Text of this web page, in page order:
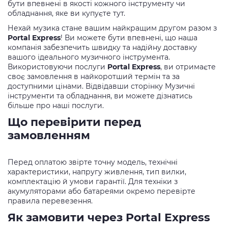
бути впевнені в якості кожного інструменту чи
обладнання, яке ви купуєте тут.
Нехай музика стане вашим найкращим другом разом з
Portal Express! Ви можете бути впевнені, що наша
компанія забезпечить швидку та надійну доставку
вашого ідеального музичного інструмента.
Використовуючи послуги Portal Express, ви отримаєте
своє замовлення в найкоротший термін та за
доступними цінами. Відвідавши сторінку Музичні
інструменти та обладнання, ви можете дізнатись
більше про наші послуги.
Що перевірити перед
замовленням
Перед оплатою звірте точну модель, технічні
характеристики, напругу живлення, тип вилки,
комплектацію й умови гарантії. Для техніки з
акумуляторами або батареями окремо перевірте
правила перевезення.
Як замовити через Portal Express